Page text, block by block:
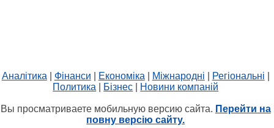
Аналітика Фінанси Економіка Міжнародні Регіональні
Политика
Бізнес Новини компаній
Вы просматриваете мобильную версию сайта. Перейти на
повну версію сайту.